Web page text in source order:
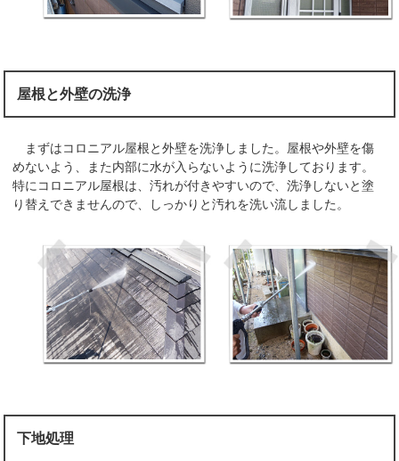
屋根と外壁の洗浄
まずはコロニアル屋根と外壁を洗浄しました。屋根や外壁を傷
めないよう、また内部に水が入らないように洗浄しております。
特にコロニアル屋根は、汚れが付きやすいので、洗浄しないと塗
り替えできませんので、しっかりと汚れを洗い流しました。
下地処理